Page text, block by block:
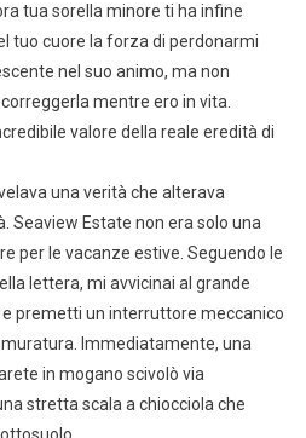
tua sorella minore ti ha infine
tuo cuore la forza di perdonarmi
nel suo animo, ma non
mentre ero in vita.
valore della reale eredità di
una verità che alterava
Seaview Estate non era solo una
per le vacanze estive. Seguendo le
lettera, mi avvicinai al grande
premetti un interruttore meccanico
Immediatamente, una
in mogano scivolò via
stretta scala a chiocciola che